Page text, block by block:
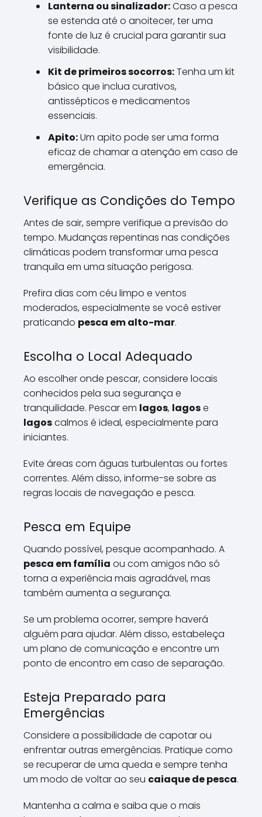
Lanterna ou sinalizador:Caso a pesca
se estenda até o anoitecer, ter uma
fonte de luz é crucial para garantir sua
visibilidade.
Kit de primeiros socorros:Tenha um kit
básico que inclua curativos,
antissépticos e medicamentos
essenciais.
Apito:Um apito pode ser uma forma
eficaz de chamar a atenção em caso de
emergência.
Verifique as Condições do Tempo
Antes de sair, sempre verifique a previsão do
tempo. Mudanças repentinas nas condições
climáticas podem transformar uma pesca
tranquila em uma situação perigosa.
Prefira dias com céu limpo e ventos
moderados, especialmente se você estiver
praticando pesca em alto-mar.
Escolha o Local Adequado
Ao escolher onde pescar, considere locais
conhecidos pela sua segurança e
tranquilidade. Pescar em lagos, lagose
lagoscalmos é ideal, especialmente para
iniciantes.
Evite áreas com águas turbulentas ou fortes
correntes. Além disso, informe-se sobre as
regras locais de navegação e pesca.
Pesca em Equipe
Quando possível, pesque acompanhado. A
pesca em família ou com amigos não só
torna a experiência mais agradável, mas
também aumenta a segurança.
Se um problema ocorrer, sempre haverá
alguém para ajudar. Além disso, estabeleça
um plano de comunicação e encontre um
ponto de encontro em caso de separação.
Esteja Preparado para
Emergências
Considere a possibilidade de capotar ou
enfrentar outras emergências. Pratique como
se recuperar de uma queda e sempre tenha
um modo de voltar ao seu caiaque de pesca.
Mantenha a calma e saiba que o mais